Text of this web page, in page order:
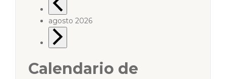
agosto 2026
Calendario de